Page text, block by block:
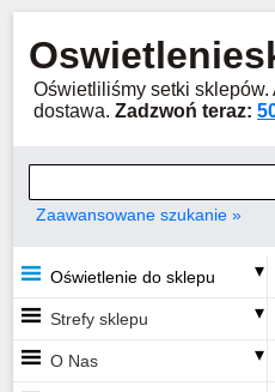
Oświetliliśmy setki sklepów.
dostawa. Zadzwoń teraz:
Zaawansowane szukanie
Oświetlenie do sklepu
Strefy sklepu
O Nas